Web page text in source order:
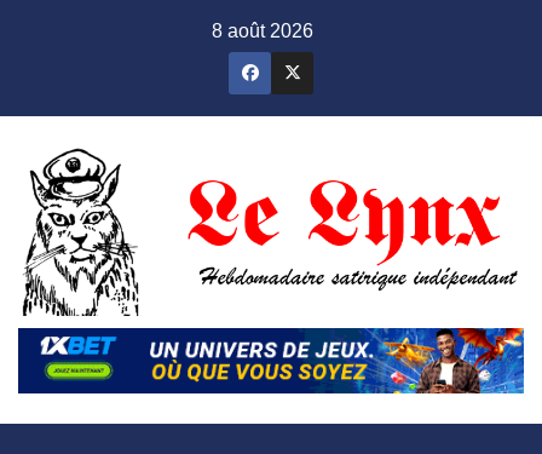
8 août 2026